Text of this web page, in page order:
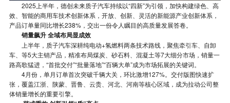
2025上半年，德创未来质子汽车持续以“四新”为引领，加快构建绿色、高
效、智能的商用车技术创新体系，开放、创新、灵活的新能源产业创新体系，
产品订单量同比增长238%，交出一份令人瞩目的高质量发展答卷。
销量飙升 全域布局显成效
上半年，质子汽车深耕纯电动+氢燃料两条技术路线，聚焦牵引车、自卸
车、等5大主销产品，精准布局煤炭、砂石料、混凝土等7大细分市场，销量一
路高歌猛进，“首批交付”“批量落地”“百辆大单”成为市场拓展的关键词。
4月份，单月订单首次突破千辆大关，环比激增127%。交付版图快速扩
张，覆盖江浙、陕蒙、晋鲁、云贵、河北、河南等核心区域，成为拉动公司整
体销量增长的重要引擎。